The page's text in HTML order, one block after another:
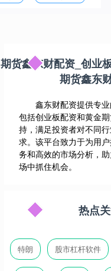
期货鑫东财配资_创业
期货鑫东
鑫东财配资提供专
包括创业板配资和黄金
持，满足投资者对不同
求。该平台致力于为用
务和高效的市场分析，
场中抓住机会。
热点
特朗 股市杠杆软件